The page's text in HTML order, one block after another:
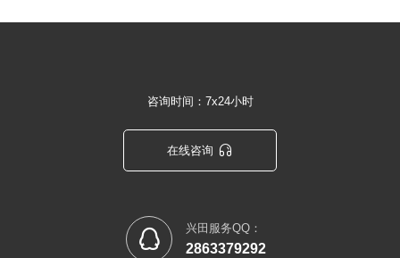
咨询时间：7x24小时
在线咨询 
 兴田服务QQ：
2863379292